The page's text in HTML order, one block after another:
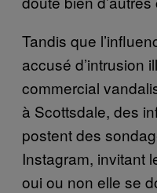
Tandis que
accusé d’intrusion
commercial
à Scottsdale, des
postent des
Instagram, invitant
oui ou non elle se